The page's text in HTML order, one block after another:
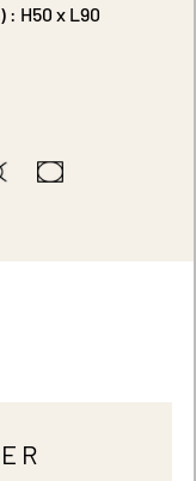
H50 x L90